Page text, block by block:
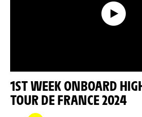
1ST WEEK ONBOARD HIGHLIGHTS -
TOUR DE FRANCE 2024